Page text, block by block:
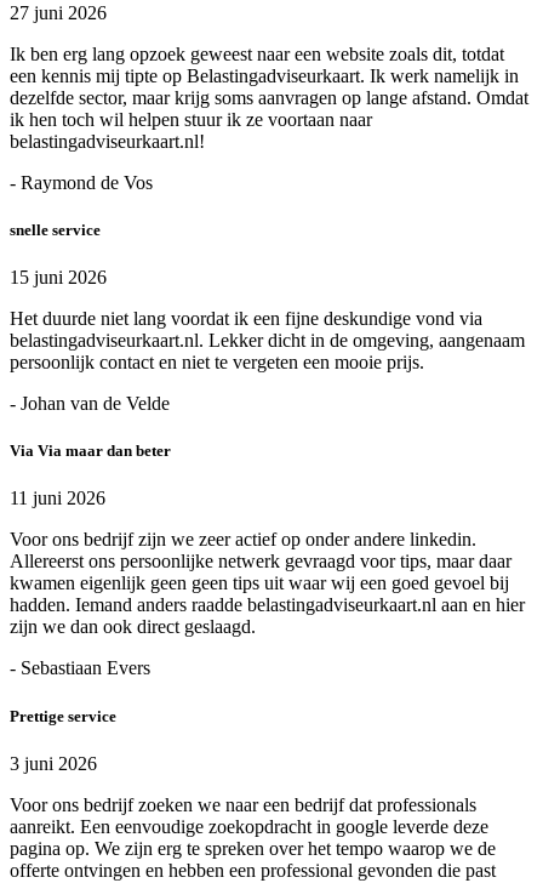
27 juni 2026
Ik ben erg lang opzoek geweest naar een website zoals dit, totdat
een kennis mij tipte op Belastingadviseurkaart. Ik werk namelijk in
dezelfde sector, maar krijg soms aanvragen op lange afstand. Omdat
ik hen toch wil helpen stuur ik ze voortaan naar
belastingadviseurkaart.nl!
- Raymond de Vos
snelle service
15 juni 2026
Het duurde niet lang voordat ik een fijne deskundige vond via
belastingadviseurkaart.nl. Lekker dicht in de omgeving, aangenaam
persoonlijk contact en niet te vergeten een mooie prijs.
- Johan van de Velde
Via Via maar dan beter
11 juni 2026
Voor ons bedrijf zijn we zeer actief op onder andere linkedin.
Allereerst ons persoonlijke netwerk gevraagd voor tips, maar daar
kwamen eigenlijk geen geen tips uit waar wij een goed gevoel bij
hadden. Iemand anders raadde belastingadviseurkaart.nl aan en hier
zijn we dan ook direct geslaagd.
- Sebastiaan Evers
Prettige service
3 juni 2026
Voor ons bedrijf zoeken we naar een bedrijf dat professionals
aanreikt. Een eenvoudige zoekopdracht in google leverde deze
pagina op. We zijn erg te spreken over het tempo waarop we de
offerte ontvingen en hebben een professional gevonden die past